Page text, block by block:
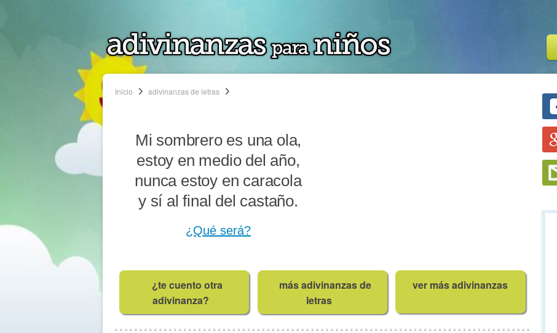
Inicio adivinanzas de letras
Mi sombrero es una ola,
estoy en medio del año,
nunca estoy en caracola
y sí al final del castaño.
¿Qué será?
¿te cuento otra
adivinanza?
más adivinanzas de
letras
ver más adivinanzas